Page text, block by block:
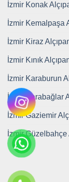
İzmir Konak
İzmir Kemalpaşa
İzmir Kiraz
İzmir Kınık
İzmir Karaburun
İzmir Karabağlar
İzmir Gaziemir
İzmir Güzelbahçe